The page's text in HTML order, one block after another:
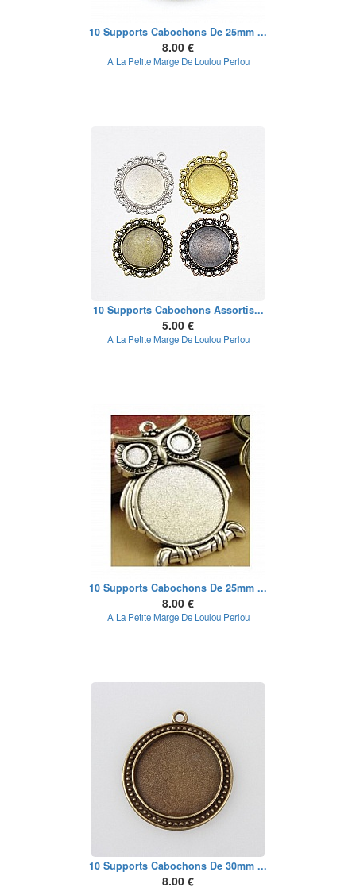
10 Supports Cabochons De 25mm ...
8.00 €
A La Petite Marge De Loulou Perlou
10 Supports Cabochons Assortis...
5.00 €
A La Petite Marge De Loulou Perlou
10 Supports Cabochons De 25mm ...
8.00 €
A La Petite Marge De Loulou Perlou
10 Supports Cabochons De 30mm ...
8.00 €